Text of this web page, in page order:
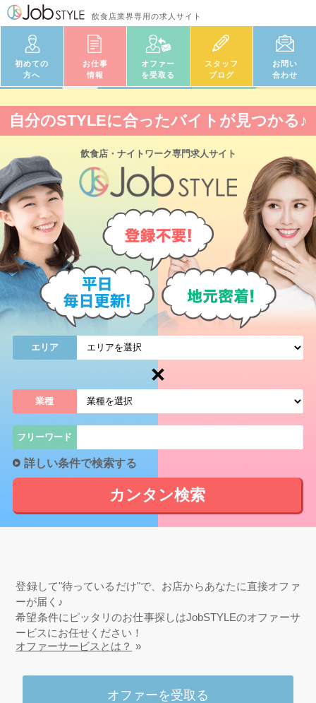
飲食店業界専用の求人サイト
初めての
方へ
お仕事
情報
オファー
を受取る
スタッフ
ブログ
お問い
合わせ
自分のSTYLEに合ったバイトが見つかる♪
飲食店・ナイトワーク専門求人サイト
エリア
業種
フリーワード
詳しい条件で検索する
カンタン検索
登録して"待っているだけ"で、お店からあなたに直接オファ
ーが届く♪
希望条件にピッタリのお仕事探しはJobSTYLEのオファーサ
ービスにお任せください！
オファーサービスとは？
オファーを受取る